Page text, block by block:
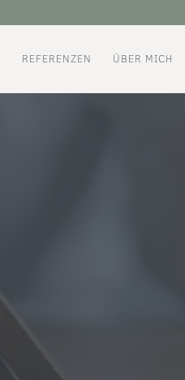
REFERENZEN ÜBER MICH